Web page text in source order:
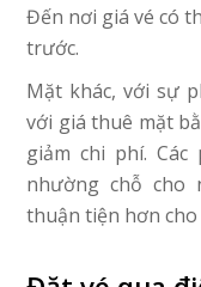
Đến nơi giá vé có
trước.
Mặt khác, với sự
với giá thuê mặt
giảm chi phí.
nhường chỗ cho
thuận tiện hơn cho